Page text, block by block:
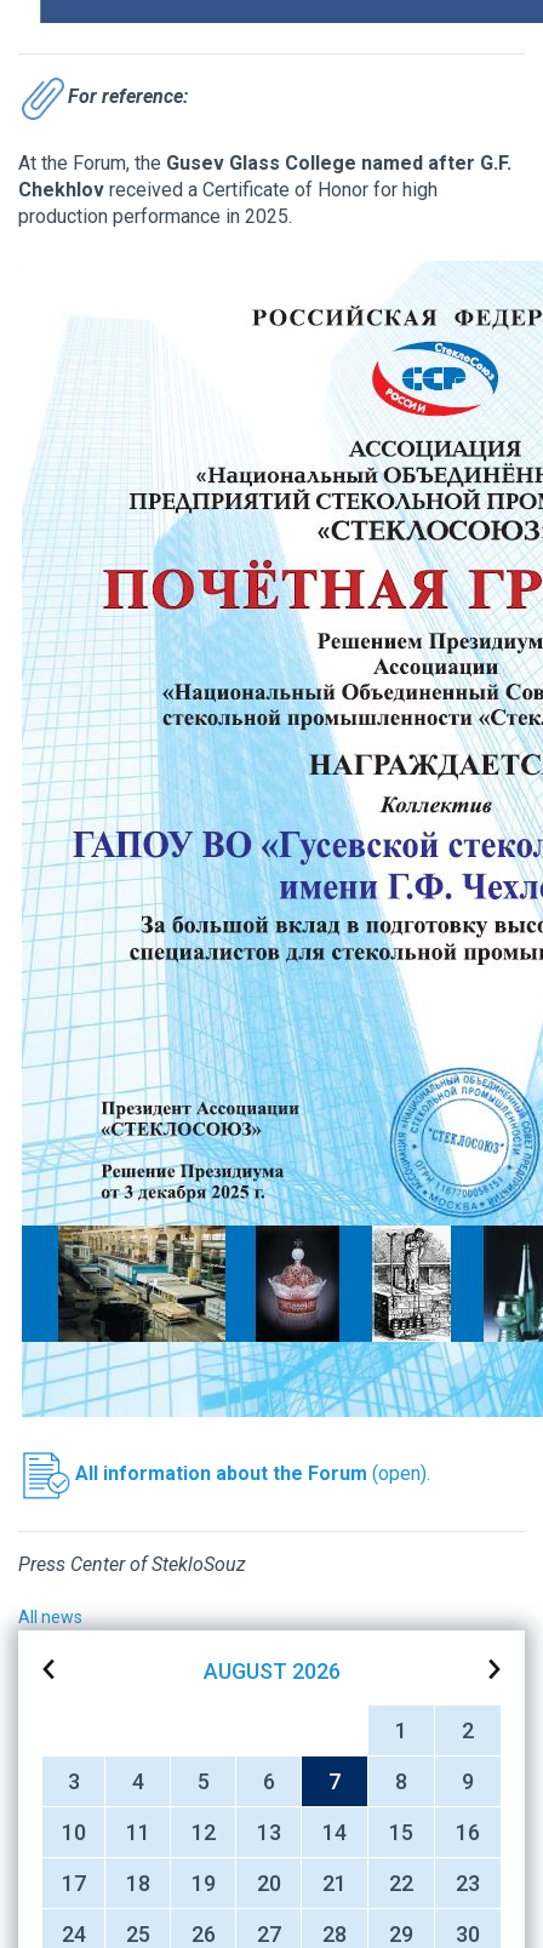
For reference:
At the Forum, the Gusev Glass College named after G.F.
Chekhlov received a Certificate of Honor for high
production performance in 2025.
All information about the Forum (open).
Press Center of StekloSouz
All news
AUGUST 2026
1
2
3
4 5 6 7 8
9
10
11 12 13 14 15
16
17
18 19 20 21 22
23
24
25 26 27 28 29
30